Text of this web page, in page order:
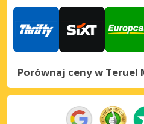
Porównaj ceny w